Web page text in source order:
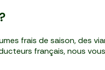
frais de saison, des
français, nous